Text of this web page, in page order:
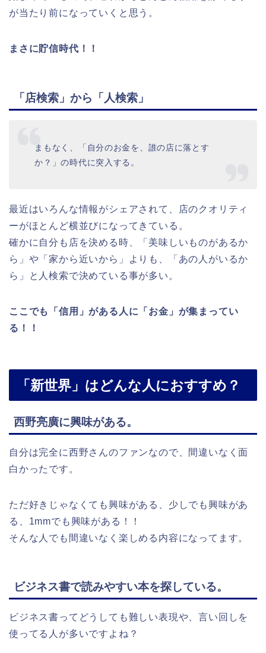
が当たり前になっていくと思う。
まさに貯信時代！！
「店検索」から「人検索」
まもなく、「自分のお金を、誰の店に落とす
か？」の時代に突入する。
最近はいろんな情報がシェアされて、店のクオリティ
ーがほとんど横並びになってきている。
確かに自分も店を決める時、「美味しいものがあるか
ら」や「家から近いから」よりも、「あの人がいるか
ら」と人検索で決めている事が多い。
ここでも「信用」がある人に「お金」が集まってい
る！！
「新世界」はどんな人におすすめ？
西野亮廣に興味がある。
自分は完全に西野さんのファンなので、間違いなく面
白かったです。
ただ好きじゃなくても興味がある、少しでも興味があ
る、1mmでも興味がある！！
そんな人でも間違いなく楽しめる内容になってます。
ビジネス書で読みやすい本を探している。
ビジネス書ってどうしても難しい表現や、言い回しを
使ってる人が多いですよね？